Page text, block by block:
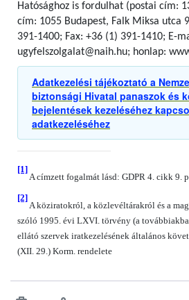
Hatósághoz is fordulhat (postai cím:
cím: 1055 Budapest, Falk Miksa utca
391-1400; Fax: +36 (1) 391-1410; E-
ugyfelszolgalat@naih.hu; honlap:
Adatkezelési tájékoztató a
biztonsági Hivatal panaszok és
bejelentések kezeléséhez
adatkezeléséhez
[1]
A címzett fogalmát lásd: GDPR 4. cikk 9.
[2]
A köziratokról, a közlevéltárakról és a
szóló 1995. évi LXVI. törvény (a
ellátó szervek iratkezelésének általános
(XII. 29.) Korm. rendelete